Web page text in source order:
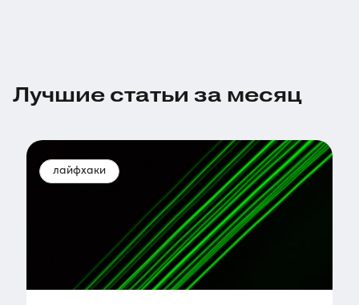
Лучшие статьи за месяц
лайфхаки